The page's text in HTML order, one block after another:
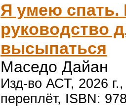
Я умею спать.
руководство
высыпаться
Маседо Дайан
Изд-во АСТ, 2026
переплёт, ISBN: